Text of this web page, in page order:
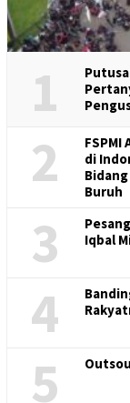
1
2
FSPMI
di
Buruh
3
Iqbal
4
5